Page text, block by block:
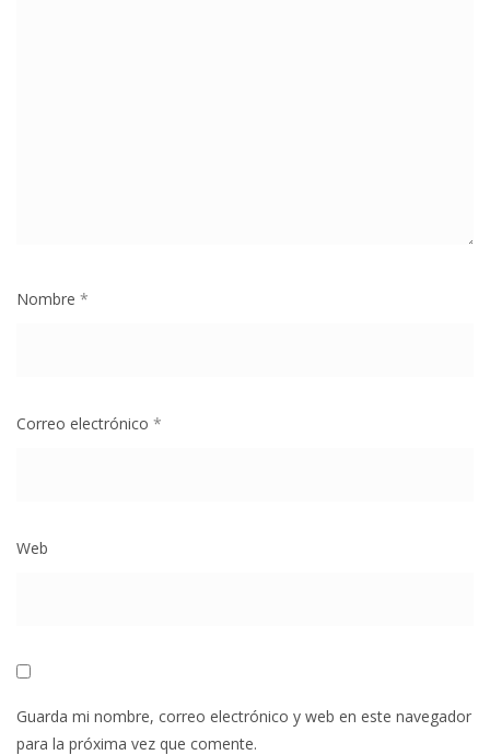
Nombre *
Correo electrónico *
Web
Guarda mi nombre, correo electrónico y web en este navegador
para la próxima vez que comente.